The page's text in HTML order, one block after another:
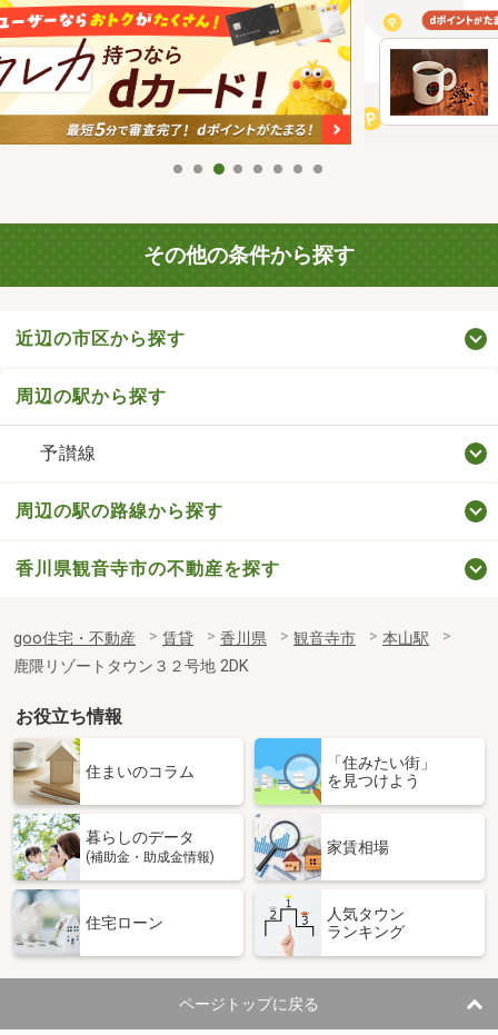
その他の条件から探す
近辺の市区から探す
周辺の駅から探す
予讃線
周辺の駅の路線から探す
香川県観音寺市の不動産を探す
goo住宅・不動産 賃貸 香川県 観音寺市
本山駅
鹿隈リゾートタウン３２号地 2DK
お役立ち情報
住まいのコラム
「住みたい街」
を見つけよう
暮らしのデータ
(補助金・助成金情報)
家賃相場
住宅ローン
人気タウン
ランキング
ページトップに戻る